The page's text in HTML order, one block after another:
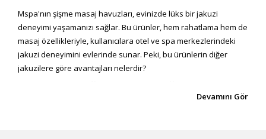
Mspa'nın şişme masaj havuzları, evinizde lüks bir jakuzi
deneyimi yaşamanızı sağlar. Bu ürünler, hem rahatlama hem de
masaj özellikleriyle, kullanıcılara otel ve spa merkezlerindeki
jakuzi deneyimini evlerinde sunar. Peki, bu ürünlerin diğer
jakuzilere göre avantajları nelerdir?
Mspa'nın Öne Çıkan Özellikleri